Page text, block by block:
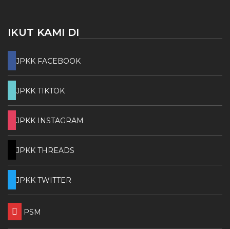
IKUT KAMI DI
JPKK FACEBOOK
JPKK TIKTOK
JPKK INSTAGRAM
JPKK THREADS
JPKK TWITTER
PSM